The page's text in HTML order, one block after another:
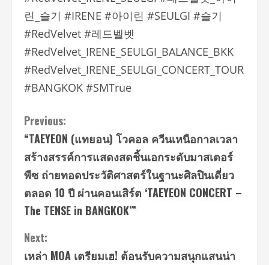
린_슬기 #IRENE #아이린 #SEULGI #슬기
#RedVelvet #레드벨벳
#RedVelvet_IRENE_SEULGI_BALANCE_BKK
#RedVelvet_IRENE_SEULGI_CONCERT_TOUR
#BANGKOK #SMTrue
Continue
Reading
Previous:
“TAEYEON (แทยอน) โวคอล ควีนเหนือกาลเวลา
สร้างสรรค์การแสดงสดชิ้นเอกระดับมาสเตอร์
พีซ ถ่ายทอดประวัติศาสตร์ในฐานะศิลปินเดี่ยว
ตลอด 10 ปี ผ่านคอนเสิร์ต ‘TAEYEON CONCERT –
The TENSE in BANGKOK’”
Next:
เหล่า MOA เตรียมเฮ! ต้อนรับความสนุกแสนน่า